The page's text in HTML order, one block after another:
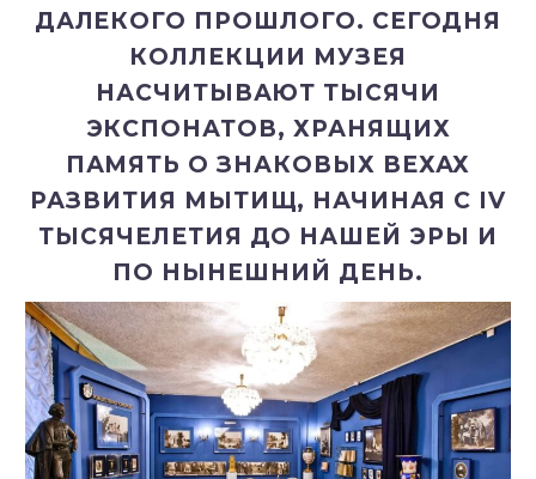
ДАЛЕКОГО ПРОШЛОГО. СЕГОДНЯ
КОЛЛЕКЦИИ МУЗЕЯ
НАСЧИТЫВАЮТ ТЫСЯЧИ
ЭКСПОНАТОВ, ХРАНЯЩИХ
ПАМЯТЬ О ЗНАКОВЫХ ВЕХАХ
РАЗВИТИЯ МЫТИЩ, НАЧИНАЯ С IV
ТЫСЯЧЕЛЕТИЯ ДО НАШЕЙ ЭРЫ И
ПО НЫНЕШНИЙ ДЕНЬ.